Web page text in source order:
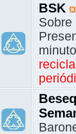
BSK
Sobre